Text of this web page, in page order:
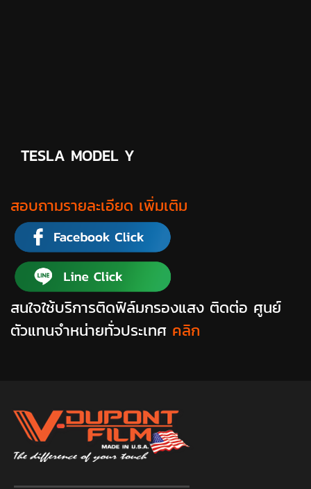
TESLA MODEL Y
สอบถามรายละเอียด เพิ่มเติม
สนใจใช้บริการติดฟิล์มกรองแสง ติดต่อ ศูนย์
ตัวแทนจำหน่ายทั่วประเทศ คลิก